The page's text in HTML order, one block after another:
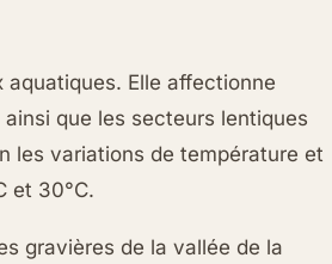
Elle affectionne
que les secteurs lentiques
les variations de température et
et 30°C.
gravières de la vallée de la